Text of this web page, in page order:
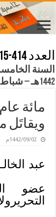
العدد 414-415-416
السنة
1442هـ – شباط وآذار ونيسان 2021م
مائة
ويقاتَل
1442/09/02م
عبد
عضو